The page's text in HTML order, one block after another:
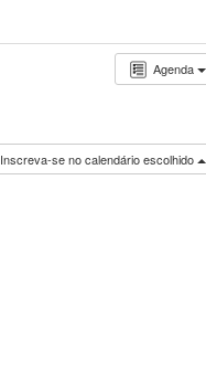
Agenda
Inscreva-se no calendário escolhido